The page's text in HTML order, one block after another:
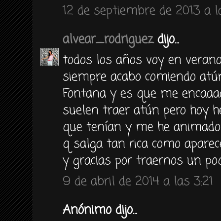
12 de septiembre de 2013 a
alvear_rodriguezdijo...
todos los años voy en
siempre acabo comiendo
Fontana y es que me
suelen traer atún pero hoy
que tenían y me he
q salga tan rica como
y gracias por traernos un
9 de abril de 2014 a las 3:21
Anónimo dijo...